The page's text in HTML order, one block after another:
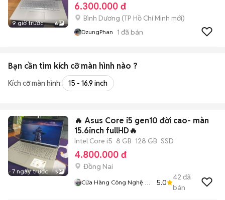
9 giờ trước 6
6.300.000 đ
Bình Dương (TP Hồ Chí Minh mới)
DzungPhan 1 đã bán
Bạn cần tìm kích cỡ màn hình nào ?
Kích cỡ màn hình: 15 - 16.9 inch
7 ngày trước 5
🔥 Asus Core i5 gen10 đời cao- màn
15.6inch fullHD🔥
Intel Core i5 8 GB 128 GB SSD
4.800.000 đ
Đồng Nai
Cửa Hàng Công Nghệ Số
5.0
42 đã
bán